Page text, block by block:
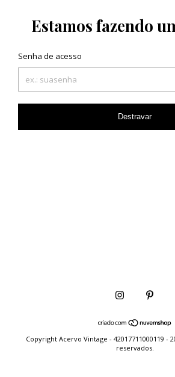
Estamos fazendo
Senha de acesso
Destravar
Copyright Acervo Vintage - 42017711000119 -
reservados.